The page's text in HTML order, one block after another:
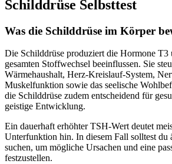
Schilddrüse Selbsttest
Was die Schilddrüse im Körper
Die Schilddrüse produziert die Hormone T3
gesamten Stoffwechsel beeinflussen. Sie
Wärmehaushalt, Herz-Kreislauf-System,
Muskelfunktion sowie das seelische
die Schilddrüse zudem entscheidend für
geistige Entwicklung.
Ein dauerhaft erhöhter TSH-Wert deutet
Unterfunktion hin. In diesem Fall solltest du
suchen, um mögliche Ursachen und eine
festzustellen.